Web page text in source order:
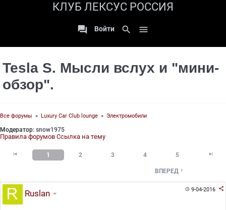
КЛУБ ЛЕКСУС РОССИЯ
 Войти search 
Tesla S. Мысли вслух и "мини-
обзор".
Все форумы » Luxury Car Club lounge » Электромобили
Модератор: snow1975
Правила форумов Ссылка на тему
 1 2 3 4 5 
ВПЕРЕД 
9-04-2016 
Ruslan